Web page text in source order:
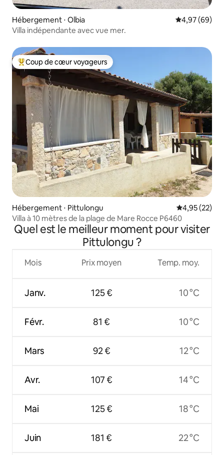
Hébergement ⋅ Olbia Évaluation
4,97 (69)
Villa indépendante avec vue mer.
Coups de cœur voyageurs les plus appréciés
Coup de cœur voyageurs
Hébergement ⋅ Pittulongu Évaluation
4,95 (22)
Villa à 10 mètres de la plage de Mare Rocce P6460
Quel est le meilleur moment pour visiter
Pittulongu ?
Mois
Janv.
Févr.
Mars
Avr.
Mai
Juin
Prix moyen
125 €
81 €
92 €
107 €
125 €
181 €
Temp. moy.
10 °C
10 °C
12 °C
14 °C
18 °C
22 °C